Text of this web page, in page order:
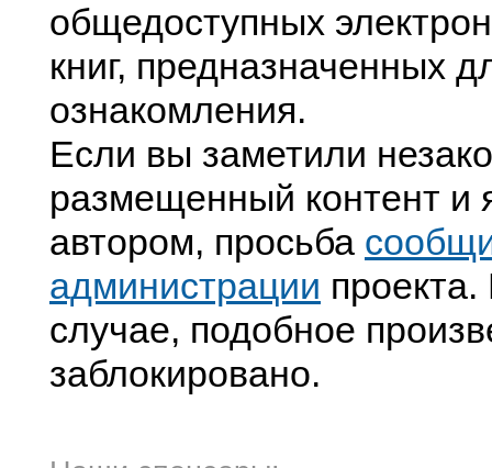
общедоступных
книг, предназначенных
ознакомления.
Если вы заметили
размещенный контент и
автором, просьба
администрации
случае, подобное
заблокировано.